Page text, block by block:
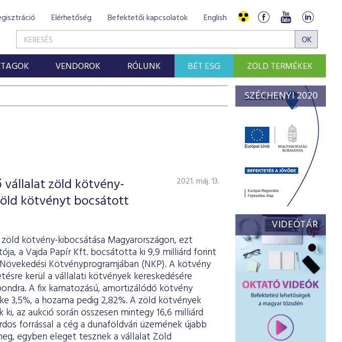
Elérhetőség Befektetői kapcsolatok English
VENDOROK RÓLUNK BÉT ESG ZÖLD TERMÉKEK
zöld kötvény-
kötvényt bocsátott
2021. máj. 13.
kötvény-kibocsátása Magyarországon, ezt
a Vajda Papír Kft. bocsátotta ki 9,9 milliárd forint
Kötvényprogramjában (NKP). A kötvény
kerül a vállalati kötvények kereskedésére
A fix kamatozású, amortizálódó kötvény
3,5%, a hozama pedig 2,82%. A zöld kötvények
az aukció során összesen mintegy 16,6 milliárd
forrással a cég a dunaföldvári üzemének újabb
egyben eleget tesznek a vállalat Zöld
SZÉCHENYI 2020
VIDEÓTÁR